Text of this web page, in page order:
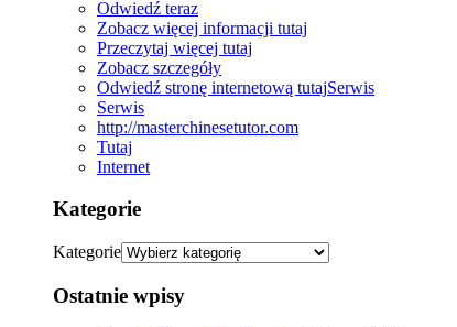
Odwiedź teraz
Zobacz więcej informacji tutaj
Przeczytaj więcej tutaj
Zobacz szczegóły
Odwiedź stronę internetową tutajSerwis
Serwis
http://masterchinesetutor.com
Tutaj
Internet
Kategorie
Kategorie
Ostatnie wpisy